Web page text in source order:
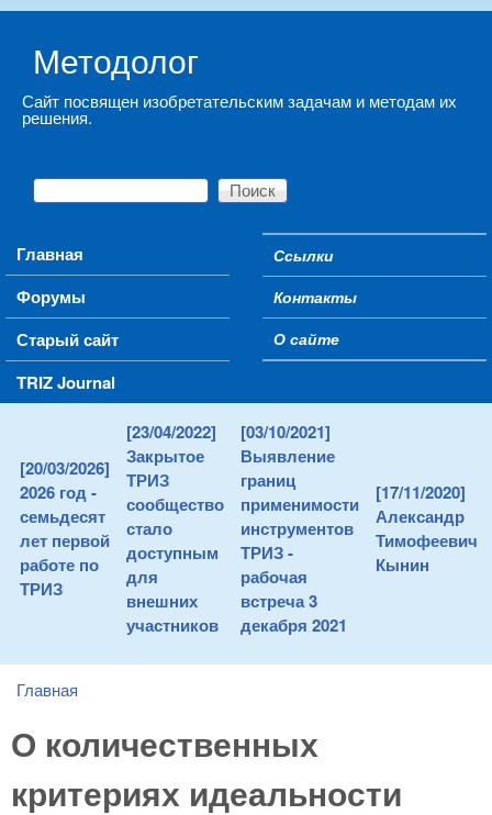
Методолог
Сайт посвящен изобретательским задачам и методам их
решения.
Форма поиска
Поиск
Main menu
Главная
Форумы
Старый сайт
TRIZ Journal
Secondary menu
Ссылки
Контакты
О сайте
[20/03/2026]
2026 год -
семьдесят
лет первой
работе по
ТРИЗ
[23/04/2022]
Закрытое
ТРИЗ
сообщество
стало
доступным
для
внешних
участников
[03/10/2021]
Выявление
границ
применимости
инструментов
ТРИЗ -
рабочая
встреча 3
декабря 2021
[17/11/2020]
Александр
Тимофеевич
Кынин
You are here
Главная
О количественных
критериях идеальности